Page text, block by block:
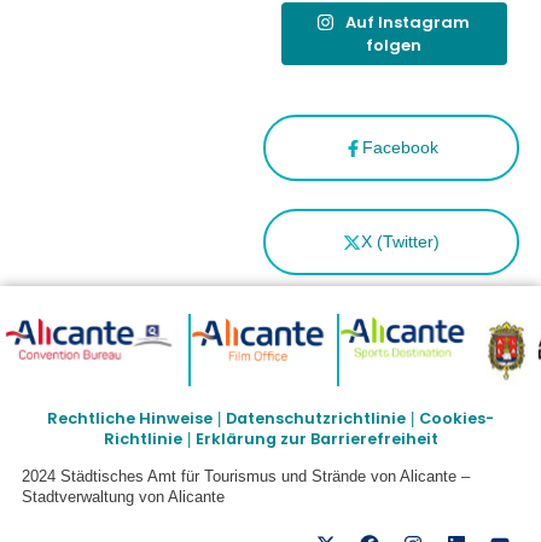
Facebook
X (Twitter)
Auf Instagram
folgen
Rechtliche Hinweise Datenschutzrichtlinie
Cookies-
Richtlinie| Erklärung zur Barrierefreiheit
2024 Städtisches Amt für Tourismus und Strände von Alicante –
Stadtverwaltung von Alicante